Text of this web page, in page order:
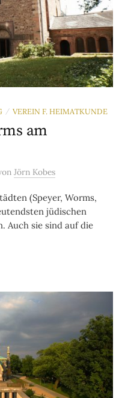
/ VEREIN F. HEIMATKUNDE
am
Jörn Kobes
(Speyer, Worms,
jüdischen
Auch sie sind auf die